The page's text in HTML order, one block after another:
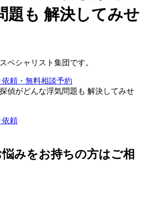
ペシャリスト集団です。
頼・無料相談予約
依頼
みをお持ちの方はご相